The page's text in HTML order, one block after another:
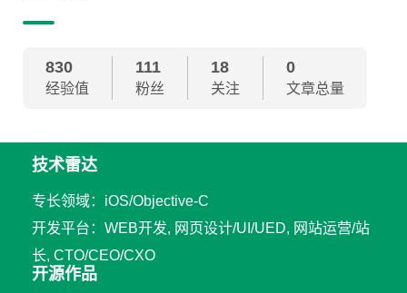
830
经验值
111
粉丝
18
关注
0
文章总量
技术雷达
专长领域：iOS/Objective-C
开发平台：WEB开发, 网页设计/UI/UED, 网站运营/站
长, CTO/CEO/CXO
开源作品